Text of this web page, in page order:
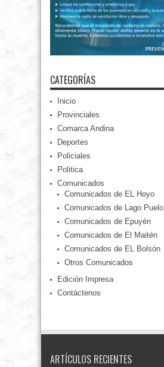
CATEGORÍAS
Inicio
Provinciales
Comarca Andina
Deportes
Policiales
Politica
Comunicados
Comunicados de EL Hoyo
Comunicados de Lago Puelo
Comunicados de Epuyén
Comunicados de El Maitén
Comunicados de EL Bolsón
Otros Comunicados
Edición Impresa
Contáctenos
ARTÍCULOS RECIENTES